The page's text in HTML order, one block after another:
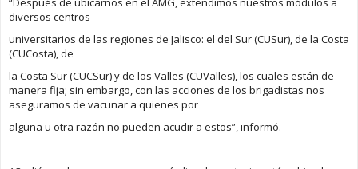
diversos centros
universitarios de las regiones de Jalisco: el del Sur (CUSur), de la Costa
(CUCosta), de
la Costa Sur (CUCSur) y de los Valles (CUValles), los cuales están de
manera fija; sin embargo, con las acciones de los brigadistas nos
aseguramos de vacunar a quienes por
alguna u otra razón no pueden acudir a estos”, informó.